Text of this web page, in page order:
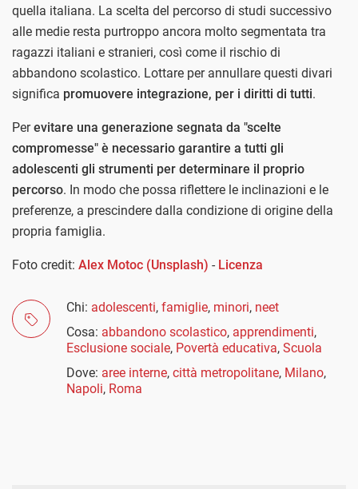
quella italiana. La scelta del percorso di studi successivo
alle medie resta purtroppo ancora molto segmentata tra
ragazzi italiani e stranieri, così come il rischio di
abbandono scolastico. Lottare per annullare questi divari
significa promuovere integrazione, per i diritti di tutti.
Perevitare una generazione segnata da "scelte
compromesse" è necessario garantire a tutti gli
adolescenti gli strumenti per determinare il proprio
percorso. In modo che possa riflettere le inclinazioni e le
preferenze, a prescindere dalla condizione di origine della
propria famiglia.
Foto credit: Alex Motoc (Unsplash) - Licenza
Chi: adolescenti, famiglie, minori, neet
Cosa: abbandono scolastico, apprendimenti,
Esclusione sociale, Povertà educativa, Scuola
Dove: aree interne, città metropolitane, Milano,
Napoli, Roma